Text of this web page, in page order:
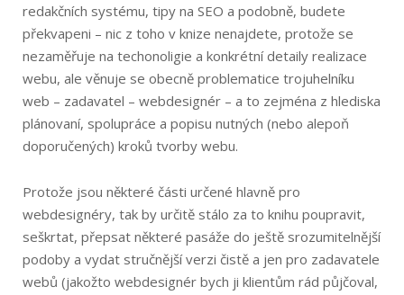
redakčních systému, tipy na SEO a podobně, budete
překvapeni – nic z toho v knize nenajdete, protože se
nezaměřuje na techonoligie a konkrétní detaily realizace
webu, ale věnuje se obecně problematice trojuhelníku
web – zadavatel – webdesignér – a to zejména z hlediska
plánovaní, spolupráce a popisu nutných (nebo alepoň
doporučených) kroků tvorby webu.
Protože jsou některé části určené hlavně pro
webdesignéry, tak by určitě stálo za to knihu poupravit,
seškrtat, přepsat některé pasáže do ještě srozumitelnější
podoby a vydat stručnější verzi čistě a jen pro zadavatele
webů (jakožto webdesignér bych ji klientům rád půjčoval,